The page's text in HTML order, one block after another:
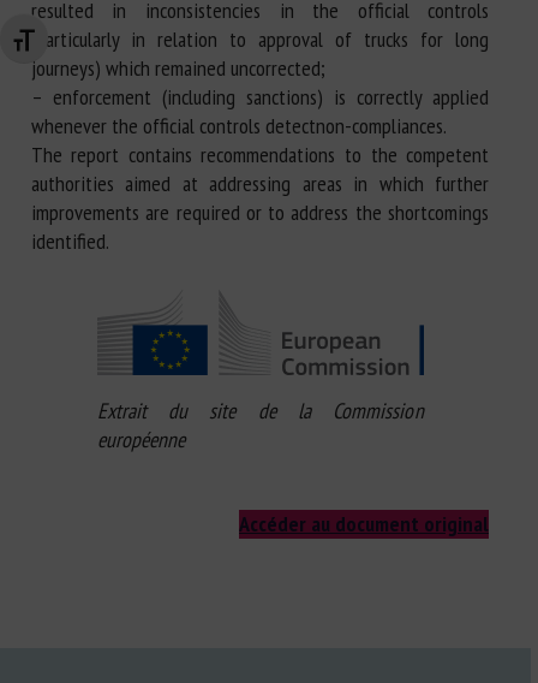
Changer la taille de la police
resulted in inconsistencies in the official controls
(particularly in relation to approval of trucks for long
journeys) which remained uncorrected;
– enforcement (including sanctions) is correctly applied
whenever the official controls detectnon-compliances.
The report contains recommendations to the competent
authorities aimed at addressing areas in which further
improvements are required or to address the shortcomings
identified.
Extrait du site de la Commission
européenne
Accéder au document original